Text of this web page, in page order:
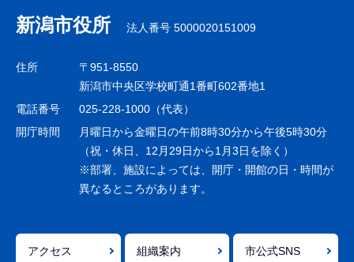
ナ
ビ
ゲ
シ
ョ
で
新潟市役所 法人番号 5000020151009
住所
〒951-8550
新潟市中央区学校町通1番町602番地1
電話番号
025-228-1000（代表）
開庁時間
月曜日から金曜日の午前8時30分から午後5時30分
（祝・休日、12月29日から1月3日を除く）
※部署、施設によっては、開庁・開館の日・時間が
異なるところがあります。
アクセス 組織案内 市公式SNS